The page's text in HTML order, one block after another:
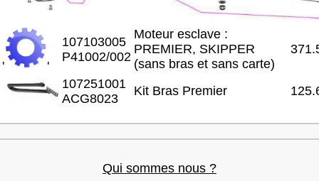
' '
107103005
P41002/002
Moteur esclave :
PREMIER, SKIPPER
(sans bras et sans carte)
107251001
ACG8023
Kit Bras Premier
Qui sommes nous ?